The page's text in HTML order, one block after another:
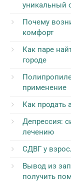
уникальный
Почему
комфорт
Как паре
городе
применение
Как продать
Депрессия:
лечению
СДВГ у
Вывод из
получить